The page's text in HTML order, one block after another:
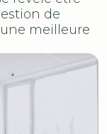
de
meilleure